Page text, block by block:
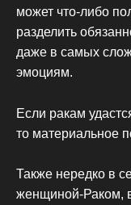
может что-либо
разделить
даже в самых
эмоциям.
Если ракам
то материальное
Также нередко в
женщиной-Раком,